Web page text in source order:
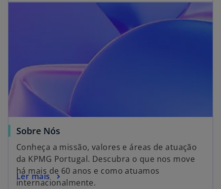
Sobre Nós
Conheça a missão, valores e áreas de atuação
da KPMG Portugal. Descubra o que nos move
há mais de 60 anos e como atuamos
internacionalmente.
Ler mais